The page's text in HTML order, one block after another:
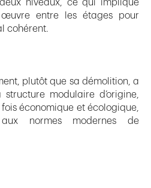
niveaux, ce qui implique
entre les étages pour
cohérent.
plutôt que sa démolition, a
modulaire d’origine,
économique et écologique,
normes modernes de